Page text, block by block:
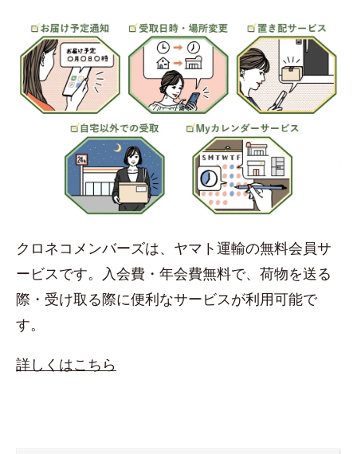
クロネコメンバーズは、ヤマト運輸の無料会員サ
ービスです。入会費・年会費無料で、荷物を送る
際・受け取る際に便利なサービスが利用可能で
す。
詳しくはこちら